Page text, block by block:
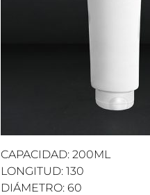
CAPACIDAD: 200ML
LONGITUD: 130
DIÁMETRO: 60